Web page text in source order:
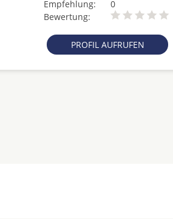
Empfehlung:
0
Bewertung:
PROFIL AUFRUFEN